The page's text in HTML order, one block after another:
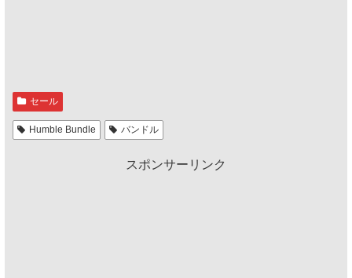
セール
Humble Bundle バンドル
スポンサーリンク